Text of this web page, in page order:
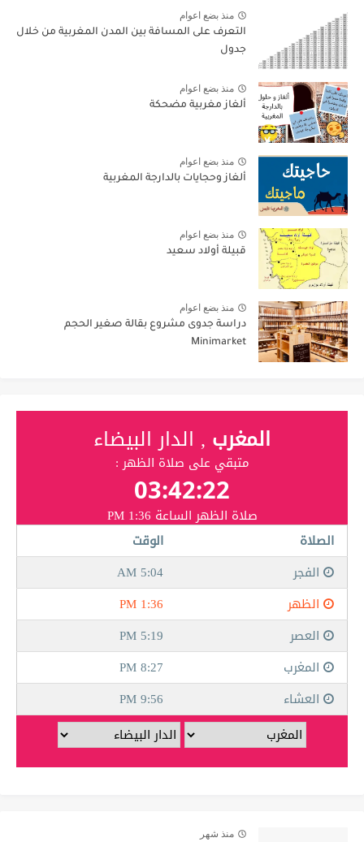
منذ بضع اعوام
التعرف على المسافة بين المدن المغربية من خلال
جدول
منذ بضع اعوام
ألغاز مغربية مضحكة
منذ بضع اعوام
ألغاز وحجايات بالدارجة المغربية
منذ بضع اعوام
قبيلة أولاد سعيد
منذ بضع اعوام
دراسة جدوى مشروع بقالة صغير الحجم
Minimarket
منذ شهر